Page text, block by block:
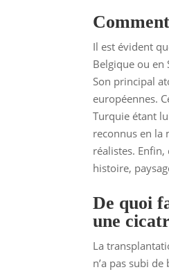
Il est évident
Belgique ou en
Son principal
européennes.
Turquie étant
reconnus en la
réalistes. Enfin,
histoire,
De quoi
une
La
n’a pas subi